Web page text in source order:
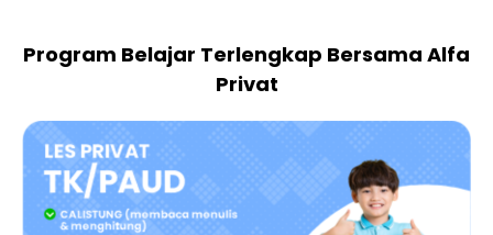
Program Belajar Terlengkap Bersama Alfa
Privat